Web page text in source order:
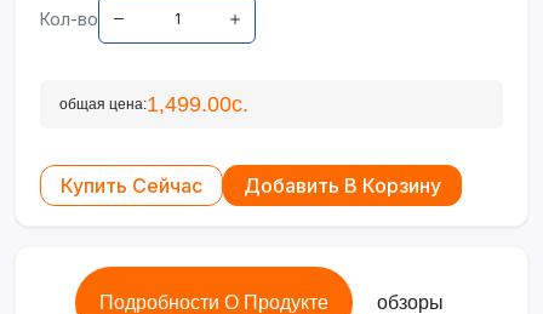
Кол-во
общая цена:1,499.00с.
Купить Сейчас Добавить В Корзину
Подробности О Продукте обзоры